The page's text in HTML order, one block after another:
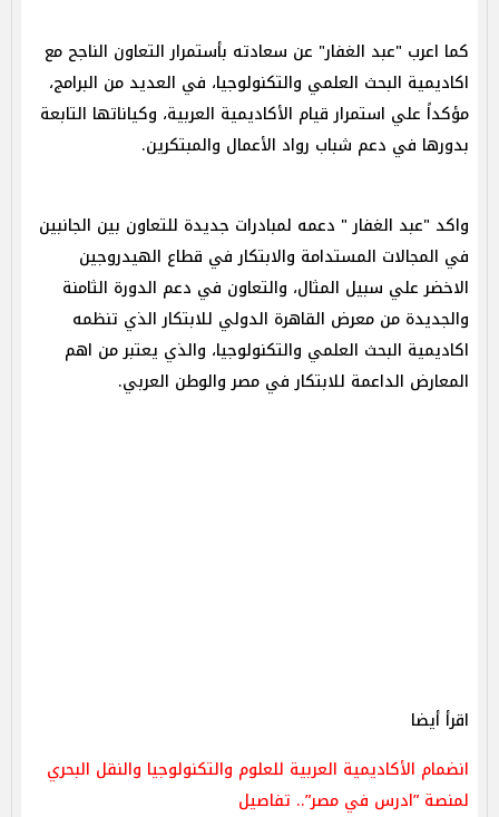
كما اعرب "عبد الغفار" عن سعادته بأستمرار التعاون الناجح مع
اكاديمية البحث العلمي والتكنولوجيا، في العديد من البرامج،
مؤكداً علي استمرار قيام الأكاديمية العربية، وكياناتها التابعة
بدورها في دعم شباب رواد الأعمال والمبتكرين.
واكد "عبد الغفار " دعمه لمبادرات جديدة للتعاون بين الجانبين
في المجالات المستدامة والابتكار في قطاع الهيدروجين
الاخضر علي سبيل المثال، والتعاون في دعم الدورة الثامنة
والجديدة من معرض القاهرة الدولي للابتكار الذي تنظمه
اكاديمية البحث العلمي والتكنولوجيا، والذي يعتبر من اهم
المعارض الداعمة للابتكار في مصر والوطن العربي.
اقرأ أيضا
انضمام الأكاديمية العربية للعلوم والتكنولوجيا والنقل البحري
لمنصة ”ادرس في مصر”.. تفاصيل